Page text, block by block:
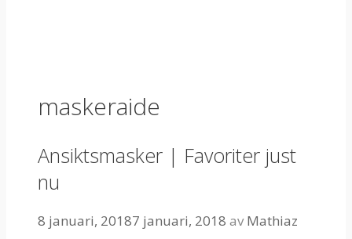
maskeraide
Ansiktsmasker | Favoriter just
nu
8 januari, 20187 januari, 2018 avMathiaz